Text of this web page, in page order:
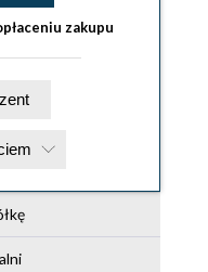
zakupu
prezent